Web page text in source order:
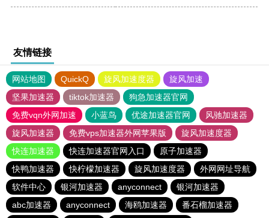
友情链接
网站地图 QuickQ 旋风加速度器
旋风加速
坚果加速器
tiktok加速器
狗急加速器官网
免费vqn外网加速
小蓝鸟 优途加速器官网
风驰加速器
旋风加速器
免费vps加速器外网苹果版
旋风加速度器
快连加速器
快连加速器官网入口
原子加速器
快鸭加速器
快柠檬加速器 旋风加速度器
外网网址导航
软件中心
银河加速器 anyconnect
银河加速器
abc加速器
anyconnect 海鸥加速器 番石榴加速器